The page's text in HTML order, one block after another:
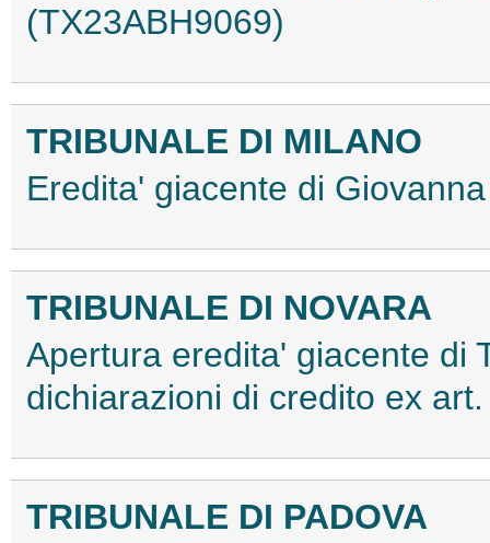
(TX23ABH9069)
TRIBUNALE DI MILANO
Eredita' giacente di
TRIBUNALE DI NOVARA
Apertura eredita' giacente di
dichiarazioni di credito ex
TRIBUNALE DI PADOVA